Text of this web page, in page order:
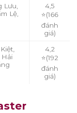
Lưu,
Lệ,
4,5
⭐(166
đánh
giá)
Hải
4,2
⭐(192
đánh
giá)